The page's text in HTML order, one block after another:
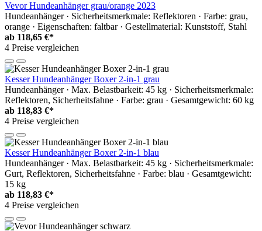
Vevor Hundeanhänger grau/orange 2023
Hundeanhänger · Sicherheitsmerkmale: Reflektoren · Farbe: grau,
orange · Eigenschaften: faltbar · Gestellmaterial: Kunststoff, Stahl
ab 118,65 €*
4 Preise vergleichen
Kesser Hundeanhänger Boxer 2-in-1 grau
Hundeanhänger · Max. Belastbarkeit: 45 kg · Sicherheitsmerkmale:
Reflektoren, Sicherheitsfahne · Farbe: grau · Gesamtgewicht: 60 kg
ab 118,83 €*
4 Preise vergleichen
Kesser Hundeanhänger Boxer 2-in-1 blau
Hundeanhänger · Max. Belastbarkeit: 45 kg · Sicherheitsmerkmale:
Gurt, Reflektoren, Sicherheitsfahne · Farbe: blau · Gesamtgewicht:
15 kg
ab 118,83 €*
4 Preise vergleichen